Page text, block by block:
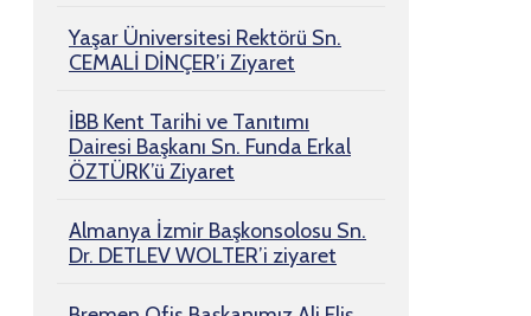
Yaşar Üniversitesi Rektörü Sn.
CEMALİ DİNÇER’i Ziyaret
İBB Kent Tarihi ve Tanıtımı
Dairesi Başkanı Sn. Funda Erkal
ÖZTÜRK’ü Ziyaret
Almanya İzmir Başkonsolosu Sn.
Dr. DETLEV WOLTER’i ziyaret